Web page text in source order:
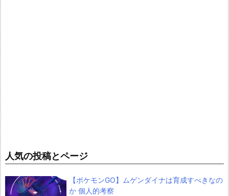
人気の投稿とページ
【ポケモンGO】ムゲンダイナは育成すべきなの
か 個人的考察